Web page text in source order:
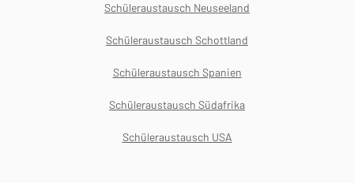
Schüleraustausch Neuseeland
Schüleraustausch Schottland
Schüleraustausch Spanien
Schüleraustausch Südafrika
Schüleraustausch USA